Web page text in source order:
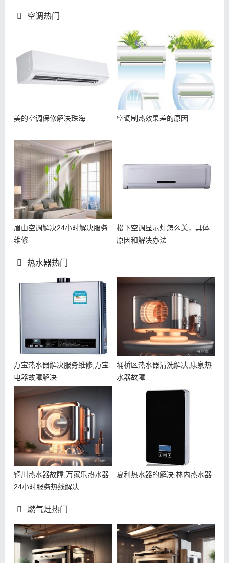
空调热门
美的空调保修解决珠海 空调制热效果差的原因
眉山空调解决24小时解决服务
维修
松下空调显示灯怎么关，具体
原因和解决办法
热水器热门
万宝热水器解决服务维修,万宝
电器故障解决
埇桥区热水器清洗解决,康泉热
水器故障
铜川热水器故障,万家乐热水器
24小时服务热线解决
夏利热水器的解决,林内热水器
燃气灶热门